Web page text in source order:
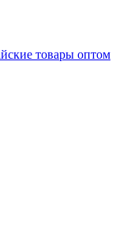
товары оптом